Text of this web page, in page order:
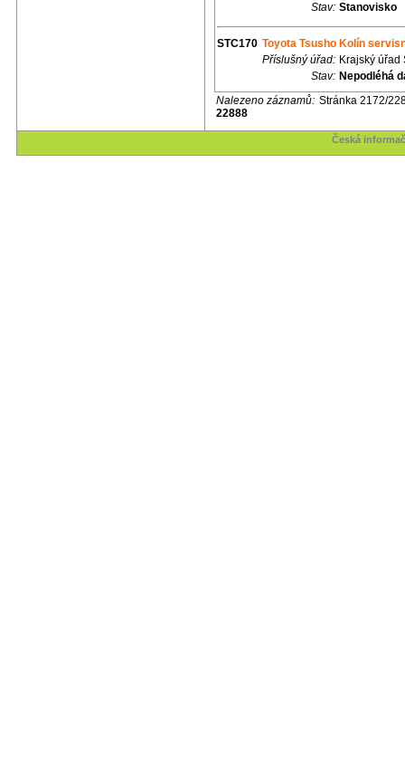
Stav: Stanovisko
STC170 Toyota Tsusho Kolín
Příslušný úřad: Krajský úřad
Stav: Nepodléhá
Nalezeno záznamů:
22888
Stránka 2172/
Česká